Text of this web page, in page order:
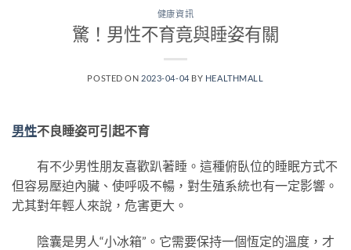
健康資訊
驚！男性不育竟與睡姿有關
POSTED ON 2023-04-04 BY HEALTHMALL
男性不良睡姿可引起不育
有不少男性朋友喜歡趴著睡。這種俯臥位的睡眠方式不
但容易壓迫內臟、使呼吸不暢，對生殖系統也有一定影響。
尤其對年輕人來說，危害更大。
陰囊是男人“小冰箱”。它需要保持一個恆定的溫度，才